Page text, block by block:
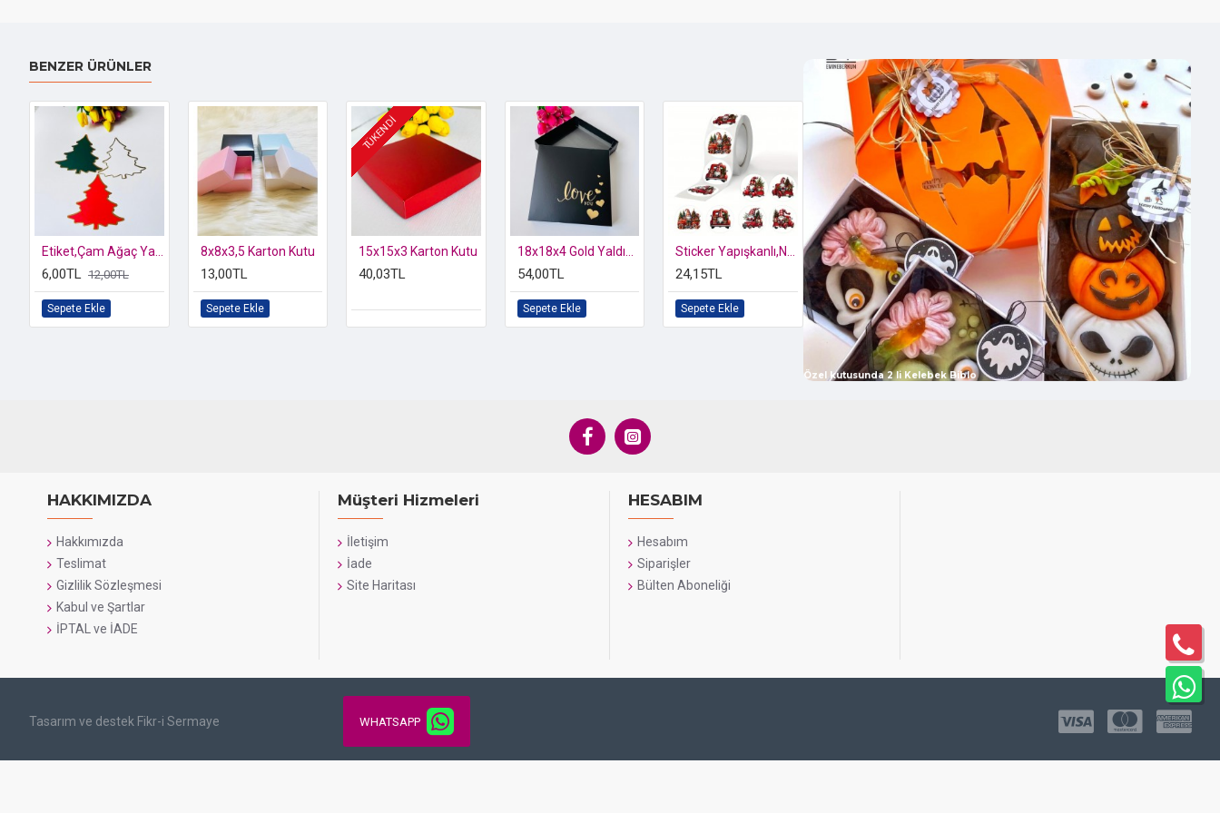
BENZER ÜRÜNLER
6,00TL 12,00TL
Sepete Ekle
8x8x3,5 Karton Kutu
13,00TL
Sepete Ekle
TÜKENDİ
15x15x3 Karton Kutu
40,03TL 54,00TL
Sepete Ekle
24,15TL
Sepete Ekle
Özel kutusunda 2 li Kelebek Biblo
HAKKIMIZDA
Hakkımızda
Teslimat
Gizlilik Sözleşmesi
Kabul ve Şartlar
İPTAL ve İADE
Müşteri Hizmeleri
İletişim
İade
Site Haritası
HESABIM
Hesabım
Siparişler
Bülten Aboneliği
Tasarım ve destek Fikr-i Sermaye WHATSAPP